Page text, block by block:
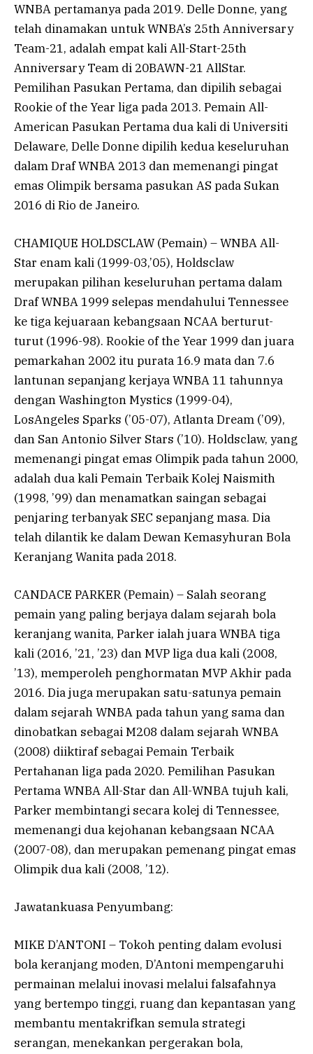
WNBA pertamanya pada 2019. Delle Donne, yang
telah dinamakan untuk WNBA’s 25th Anniversary
Team-21, adalah empat kali All-Start-25th
Anniversary Team di 20BAWN-21 AllStar.
Pemilihan Pasukan Pertama, dan dipilih sebagai
Rookie of the Year liga pada 2013. Pemain All-
American Pasukan Pertama dua kali di Universiti
Delaware, Delle Donne dipilih kedua keseluruhan
dalam Draf WNBA 2013 dan memenangi pingat
emas Olimpik bersama pasukan AS pada Sukan
2016 di Rio de Janeiro.
CHAMIQUE HOLDSCLAW (Pemain) – WNBA All-
Star enam kali (1999-03,’05), Holdsclaw
merupakan pilihan keseluruhan pertama dalam
Draf WNBA 1999 selepas mendahului Tennessee
ke tiga kejuaraan kebangsaan NCAA berturut-
turut (1996-98). Rookie of the Year 1999 dan juara
pemarkahan 2002 itu purata 16.9 mata dan 7.6
lantunan sepanjang kerjaya WNBA 11 tahunnya
dengan Washington Mystics (1999-04),
LosAngeles Sparks (’05-07), Atlanta Dream (’09),
dan San Antonio Silver Stars (’10). Holdsclaw, yang
memenangi pingat emas Olimpik pada tahun 2000,
adalah dua kali Pemain Terbaik Kolej Naismith
(1998, ’99) dan menamatkan saingan sebagai
penjaring terbanyak SEC sepanjang masa. Dia
telah dilantik ke dalam Dewan Kemasyhuran Bola
Keranjang Wanita pada 2018.
CANDACE PARKER (Pemain) – Salah seorang
pemain yang paling berjaya dalam sejarah bola
keranjang wanita, Parker ialah juara WNBA tiga
kali (2016, ’21, ’23) dan MVP liga dua kali (2008,
’13), memperoleh penghormatan MVP Akhir pada
2016. Dia juga merupakan satu-satunya pemain
dalam sejarah WNBA pada tahun yang sama dan
dinobatkan sebagai M208 dalam sejarah WNBA
(2008) diiktiraf sebagai Pemain Terbaik
Pertahanan liga pada 2020. Pemilihan Pasukan
Pertama WNBA All-Star dan All-WNBA tujuh kali,
Parker membintangi secara kolej di Tennessee,
memenangi dua kejohanan kebangsaan NCAA
(2007-08), dan merupakan pemenang pingat emas
Olimpik dua kali (2008, ’12).
Jawatankuasa Penyumbang:
MIKE D’ANTONI – Tokoh penting dalam evolusi
bola keranjang moden, D’Antoni mempengaruhi
permainan melalui inovasi melalui falsafahnya
yang bertempo tinggi, ruang dan kepantasan yang
membantu mentakrifkan semula strategi
serangan, menekankan pergerakan bola,